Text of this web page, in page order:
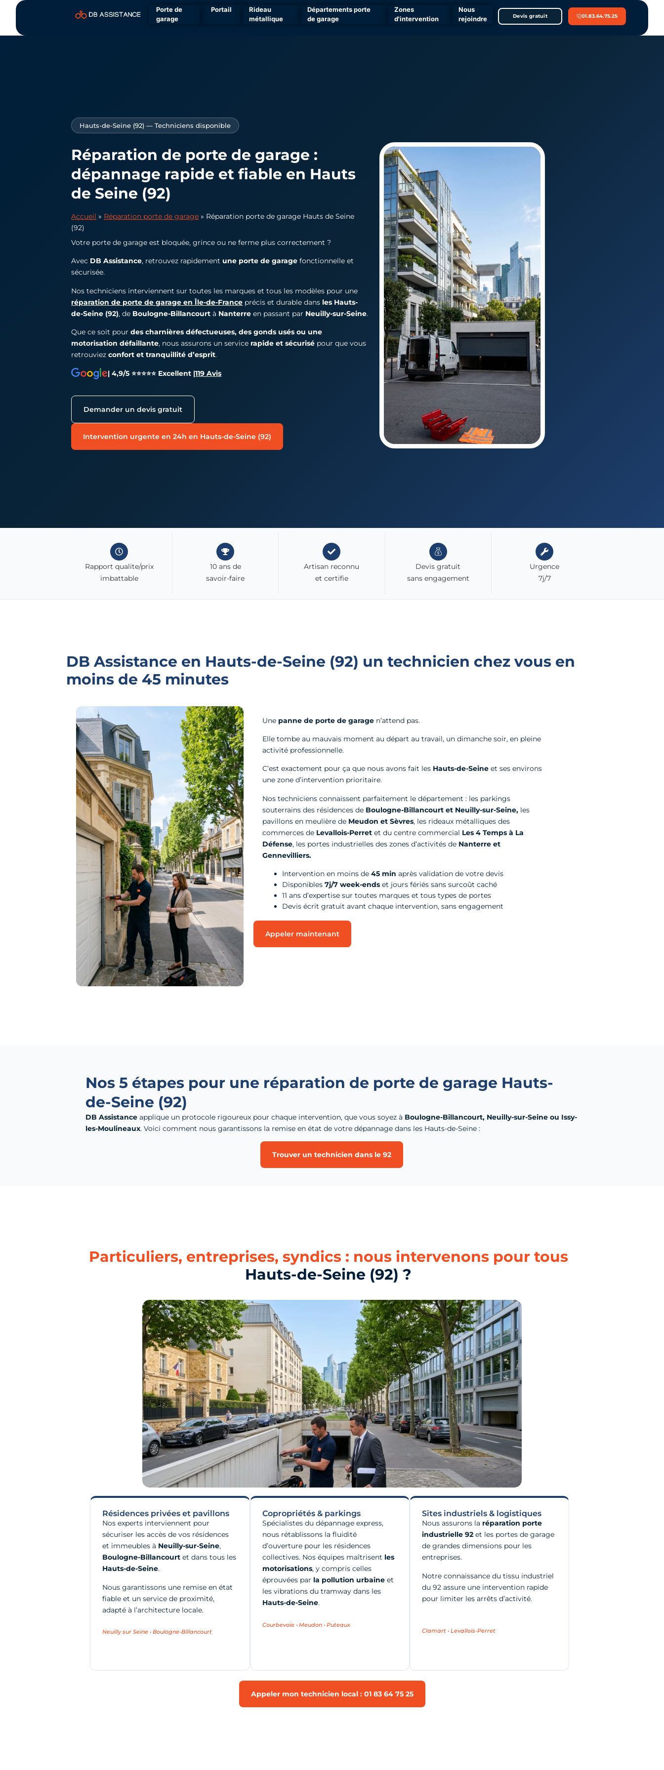
Porte de
garage
Portail
Rideau
métallique
Départements porte
de garage
Zones
d'intervention
Nous
rejoindre
Devis gratuit 01.83.64.75.25
Hauts-de-Seine (92) — Techniciens disponible
Réparation de porte de garage :
dépannage rapide et fiable en Hauts
de Seine (92)
Accueil » Réparation porte de garage » Réparation porte de garage Hauts de Seine
(92)
Votre porte de garage est bloquée, grince ou ne ferme plus correctement ?
Avec DB Assistance, retrouvez rapidement une porte de garage fonctionnelle et
sécurisée.
Nos techniciens interviennent sur toutes les marques et tous les modèles pour une
réparation de porte de garage en Île-de-France précis et durable dans les Hauts-
de-Seine (92), de Boulogne-Billancourt à Nanterre en passant par Neuilly-sur-Seine.
Que ce soit pourdes charnières défectueuses, des gonds usés ou une
motorisation défaillante, nous assurons un service rapide et sécurisé pour que vous
retrouviezconfort et tranquillité d’esprit.
| 4,9/5 ⭐⭐⭐⭐⭐ Excellent |119 Avis
Demander un devis gratuit
Intervention urgente en 24h en Hauts-de-Seine (92)
Rapport qualite/prix
imbattable
10 ans de
savoir-faire
Artisan reconnu
et certifie
Devis gratuit
sans engagement
Urgence
7j/7
DB Assistance en Hauts-de-Seine (92) un technicien chez vous en
moins de 45 minutes
Une panne de porte de garage n’attend pas.
Elle tombe au mauvais moment au départ au travail, un dimanche soir, en pleine
activité professionnelle.
C’est exactement pour ça que nous avons fait les Hauts-de-Seineet ses environs
une zone d’intervention prioritaire.
Nos techniciens connaissent parfaitement le département : les parkings
souterrains des résidences de Boulogne-Billancourt et Neuilly-sur-Seine, les
pavillons en meulière de Meudon et Sèvres, les rideaux métalliques des
commerces de Levallois-Perret et du centre commercial Les 4 Temps à La
Défense, les portes industrielles des zones d’activités de Nanterre et
Gennevilliers.
Intervention en moins de45 min après validation de votre devis
Disponibles 7j/7 week-ends et jours fériés sans surcoût caché
11 ans d’expertise sur toutes marques et tous types de portes
Devis écrit gratuit avant chaque intervention, sans engagement
Appeler maintenant
Nos 5 étapes pour une réparation de porte de garage Hauts-
de-Seine (92)
DB Assistanceapplique un protocole rigoureux pour chaque intervention, que vous soyez à Boulogne-Billancourt, Neuilly-sur-Seine ou Issy-
les-Moulineaux. Voici comment nous garantissons la remise en état de votre dépannage dans les Hauts-de-Seine :
Trouver un technicien dans le 92
Particuliers, entreprises, syndics : nous intervenons pour tous
Hauts-de-Seine (92) ?
Résidences privées et pavillons
Nos experts interviennent pour
sécuriser les accès de vos résidences
et immeubles à Neuilly-sur-Seine,
Boulogne-Billancourt et dans tous les
Hauts-de-Seine.
Nous garantissons une remise en état
fiable et un service de proximité,
adapté à l’architecture locale.
Neuilly sur Seine • Boulogne-Billancourt
Copropriétés & parkings
Spécialistes du dépannage express,
nous rétablissons la fluidité
d’ouverture pour les résidences
collectives. Nos équipes maîtrisent les
motorisations, y compris celles
éprouvées par la pollution urbaineet
les vibrations du tramway dans les
Hauts-de-Seine.
Courbevoie • Meudon • Puteaux
Sites industriels & logistiques
Nous assurons la réparation porte
industrielle 92et les portes de garage
de grandes dimensions pour les
entreprises.
Notre connaissance du tissu industriel
du 92 assure une intervention rapide
pour limiter les arrêts d’activité.
Clamart • Levallois-Perret
Appeler mon technicien local : 01 83 64 75 25